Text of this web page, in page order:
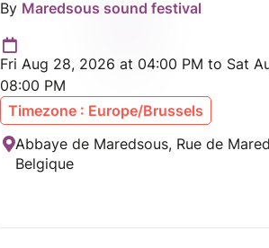
By Maredsous sound festival
Fri Aug 28, 2026 at 04:00 PM to Sat
08:00 PM
Timezone : Europe/Brussels
Abbaye de Maredsous, Rue de
Belgique